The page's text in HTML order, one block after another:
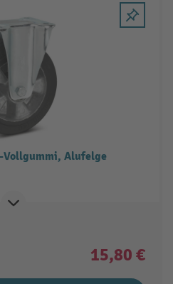
Vollgummi, Alufelge
15,80 €